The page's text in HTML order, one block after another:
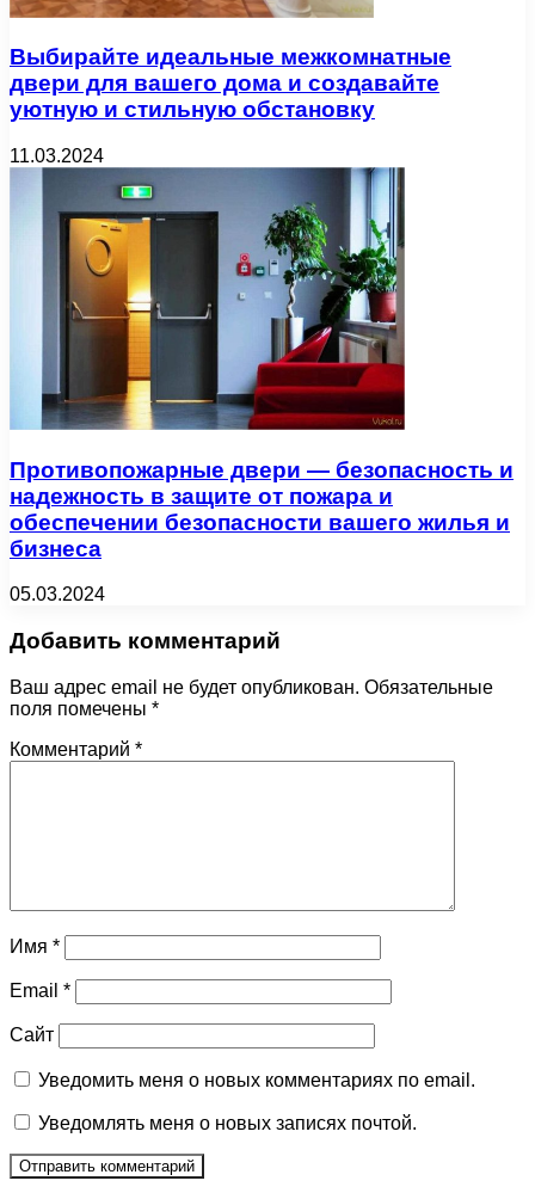
Выбирайте идеальные межкомнатные
двери для вашего дома и создавайте
уютную и стильную обстановку
11.03.2024
Противопожарные двери — безопасность и
надежность в защите от пожара и
обеспечении безопасности вашего жилья и
бизнеса
05.03.2024
Добавить комментарий
Ваш адрес email не будет опубликован. Обязательные
поля помечены *
Комментарий *
Имя *
Email *
Сайт
Уведомить меня о новых комментариях по email.
Уведомлять меня о новых записях почтой.